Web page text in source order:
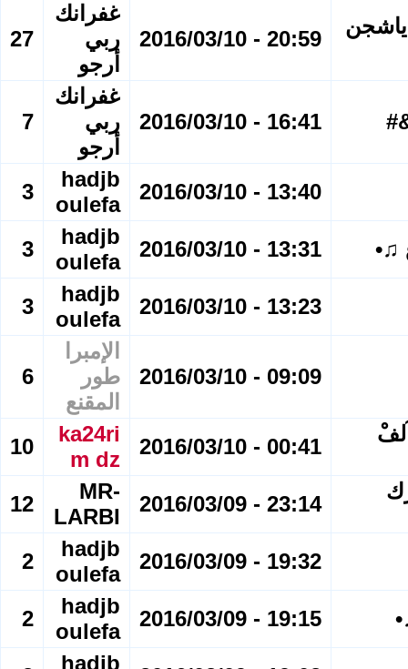
20:59 - 2016/03/10
غفرانك
ربي
أرجو
27
16:41 - 2016/03/10
غفرانك
ربي
أرجو
7
13:40 - 2016/03/10
hadjb
oulefa
3
♫•
13:31 - 2016/03/10
hadjb
oulefa
3
13:23 - 2016/03/10
hadjb
oulefa
3
09:09 - 2016/03/10
الإمبرا
طور
المقنع
6
2016 [•] [ آلفْ
00:41 - 2016/03/10
ka24ri
m dz
10
473 مبارك
23:14 - 2016/03/09
MR-
LARBI
12
19:32 - 2016/03/09
hadjb
oulefa
2
19:15 - 2016/03/09
hadjb
oulefa
2
hadjb